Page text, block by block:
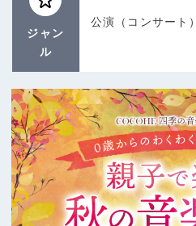
ジャン
ル
公演（コンサート）